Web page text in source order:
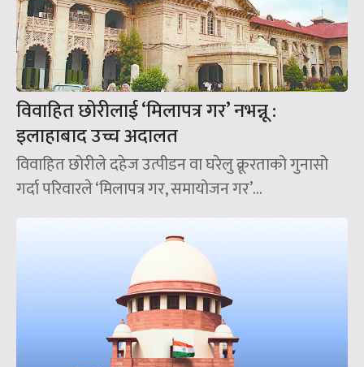
विवाहित छोरीलाई ‘मिलापत्र गर’ नभन्नू :
इलाहाबाद उच्च अदालत
विवाहित छोरीले दहेज उत्पीडन वा घरेलु क्रूरताको गुनासो
गर्दा परिवारले ‘मिलापत्र गर, समायोजन गर’...